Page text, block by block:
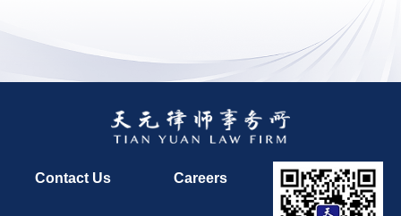
Contact Us Careers